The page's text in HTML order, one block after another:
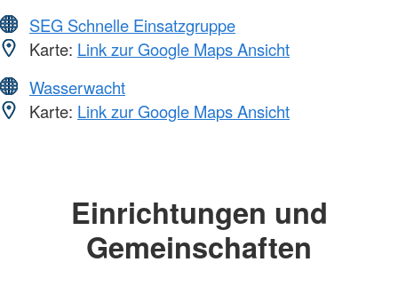
SEG Schnelle Einsatzgruppe
Karte: Link zur Google Maps Ansicht
Wasserwacht
Karte: Link zur Google Maps Ansicht
Einrichtungen und
Gemeinschaften